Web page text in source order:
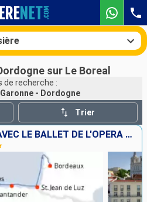
Compagnies
sur Le Boreal
de recherche :
- Dordogne
Trier
LA CÔTE ATLANTIQUE AVEC LE BALLET DE L'OPÉRA NATIONAL DE PARIS